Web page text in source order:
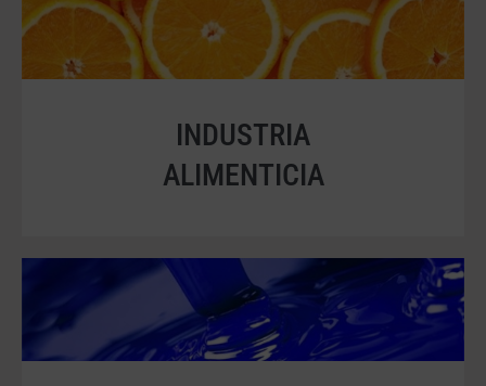
INDUSTRIA
ALIMENTICIA